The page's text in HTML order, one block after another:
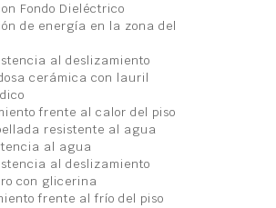
Fondo Dieléctrico
de energía en la zona del
al deslizamiento
cerámica con lauril
frente al calor del piso
resistente al agua
al agua
al deslizamiento
con glicerina
frente al frío del piso